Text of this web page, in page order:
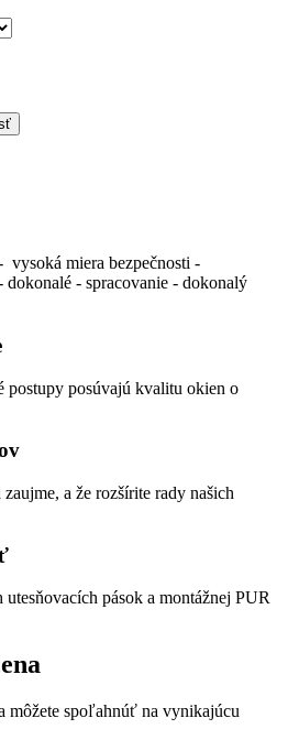
vysoká miera bezpečnosti -
- spracovanie - dokonalý
postupy posúvajú kvalitu okien o
a že rozšírite rady našich
pások a montážnej PUR
môžete spoľahnúť na vynikajúcu